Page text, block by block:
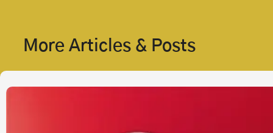
More Articles & Posts